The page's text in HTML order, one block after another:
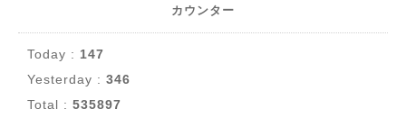
カウンター
Today : 147
Yesterday : 346
Total : 535897